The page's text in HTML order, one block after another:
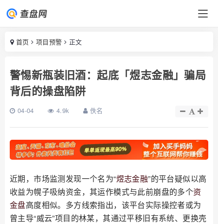
首页 项目预警 正文
警惕新瓶装旧酒：起底「煜志金融」骗局
背后的操盘陷阱
04-04 4.9k 佚名
近期，市场监测发现一个名为“煜志金融”的平台疑似以高
收益为幌子吸纳资金，其运作模式与此前崩盘的多个资
金盘高度相似。多方线索指出，该平台实际操控者或为
曾主导“威云”项目的林某，其通过平移旧有系统、更换壳